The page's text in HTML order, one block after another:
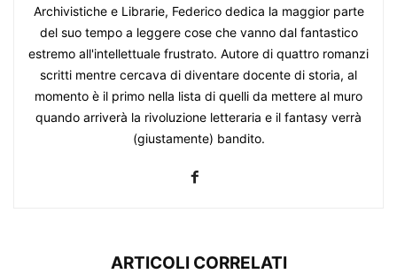
Archivistiche e Librarie, Federico dedica la maggior parte
del suo tempo a leggere cose che vanno dal fantastico
estremo all'intellettuale frustrato. Autore di quattro romanzi
scritti mentre cercava di diventare docente di storia, al
momento è il primo nella lista di quelli da mettere al muro
quando arriverà la rivoluzione letteraria e il fantasy verrà
(giustamente) bandito.
ARTICOLI CORRELATI